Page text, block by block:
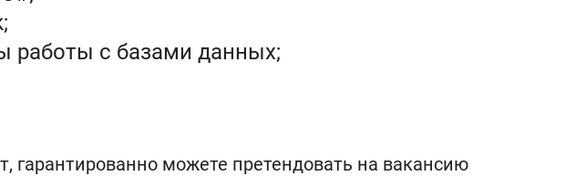
работы с базами данных;
гарантированно можете претендовать на вакансию